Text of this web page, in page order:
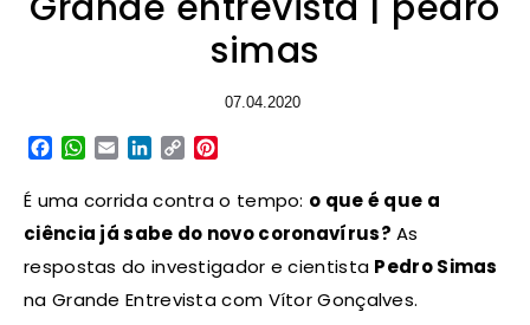
simas
07.04.2020
Facebook
WhatsApp
EmailLinkedIn
Copy
É uma corrida contra o tempo: o que é que a
ciência já sabe do novo coronavírus? As
respostas do investigador e cientista Pedro Simas
na Grande Entrevista com Vítor Gonçalves.